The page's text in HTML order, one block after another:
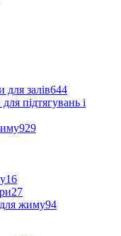
залів644
підтягувань і
929
16
27
жиму94